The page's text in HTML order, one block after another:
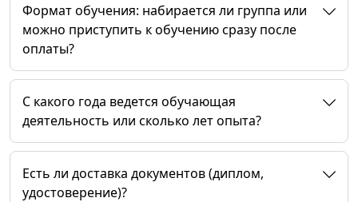
Формат обучения: набирается ли группа или
можно приступить к обучению сразу после
оплаты?
C какого года ведется обучающая
деятельность или сколько лет опыта?
Есть ли доставка документов (диплом,
удостоверение)?